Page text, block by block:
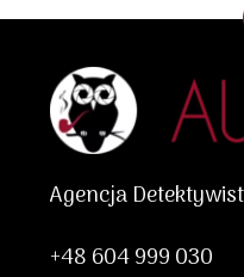
Agencja
+48 604 999 030